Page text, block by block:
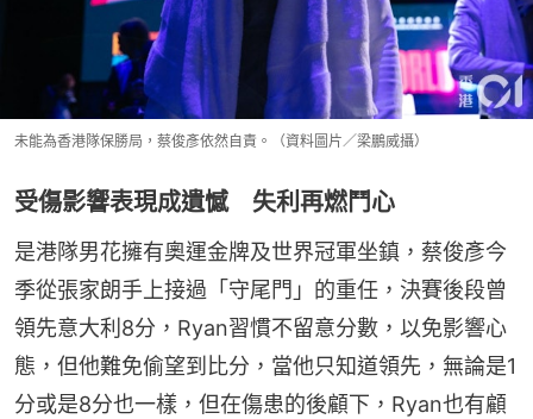
未能為香港隊保勝局，蔡俊彥依然自責。（資料圖片／梁鵬威攝）
受傷影響表現成遺憾 失利再燃鬥心
是港隊男花擁有奧運金牌及世界冠軍坐鎮，蔡俊彥今
季從張家朗手上接過「守尾門」的重任，決賽後段曾
領先意大利8分，Ryan習慣不留意分數，以免影響心
態，但他難免偷望到比分，當他只知道領先，無論是1
分或是8分也一樣，但在傷患的後顧下，Ryan也有顧